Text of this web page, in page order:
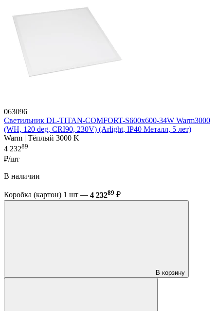
063096
Светильник DL-TITAN-COMFORT-S600x600-34W Warm3000
(WH, 120 deg, CRI90, 230V) (Arlight, IP40 Металл, 5 лет)
Warm | Тёплый 3000 K
4 23289
₽/шт
В наличии
Коробка (картон) 1 шт — 4 23289 ₽
В корзину